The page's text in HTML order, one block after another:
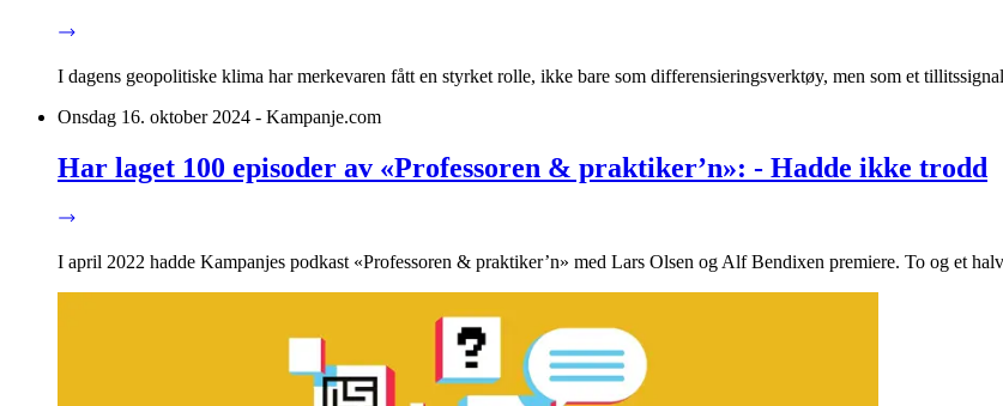
I dagens geopolitiske klima har merkevaren fått en styrket rolle, ikke bare som differensieringsverktøy, men som et
Onsdag 16. oktober 2024 - Kampanje.com
Har laget 100 episoder av «Professoren & praktiker’n»: - Hadde ikke trodd
I april 2022 hadde Kampanjes podkast «Professoren & praktiker’n» med Lars Olsen og Alf Bendixen premiere. To og et